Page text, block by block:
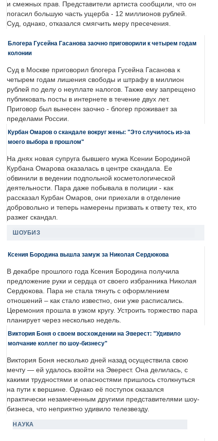
и смежных прав. Представители артиста сообщили, что он
погасил большую часть ущерба - 12 миллионов рублей.
Суд, однако, отказался смягчить меру пресечения.
Блогера Гусейна Гасанова заочно приговорили к четырем годам
колонии
Суд в Москве приговорил блогера Гусейна Гасанова к
четырем годам лишения свободы и штрафу в миллион
рублей по делу о неуплате налогов. Также ему запрещено
публиковать посты в интернете в течение двух лет.
Приговор был вынесен заочно - блогер проживает за
пределами России.
Курбан Омаров о скандале вокруг жены: "Это случилось из-за
моего выбора в прошлом"
На днях новая супруга бывшего мужа Ксении Бородиной
Курбана Омарова оказалась в центре скандала. Ее
обвинили в ведении подпольной косметологической
деятельности. Пара даже побывала в полиции - как
рассказал Курбан Омаров, они приехали в отделение
добровольно и теперь намерены призвать к ответу тех, кто
разжег скандал.
ШОУБИЗ
Ксения Бородина вышла замуж за Николая Сердюкова
В декабре прошлого года Ксения Бородина получила
предложение руки и сердца от своего избранника Николая
Сердюкова. Пара не стала тянуть с оформлением
отношений – как стало известно, они уже расписались.
Церемония прошла в узком кругу. Устроить торжество пара
планирует через несколько недель.
Виктория Боня о своем восхождении на Эверест: "Удивило
молчание коллег по шоу-бизнесу"
Виктория Боня несколько дней назад осуществила свою
мечту — ей удалось взойти на Эверест. Она делилась, с
какими трудностями и опасностями пришлось столкнуться
на пути к вершине. Однако её поступок оказался
практически незамеченным другими представителями шоу-
бизнеса, что неприятно удивило телезвезду.
НАУКА